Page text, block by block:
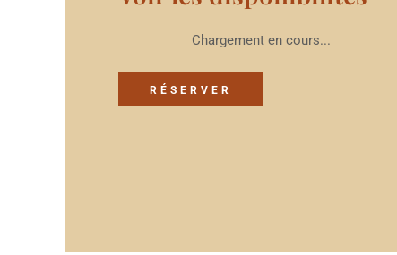
Chargement en cours...
RÉSERVER